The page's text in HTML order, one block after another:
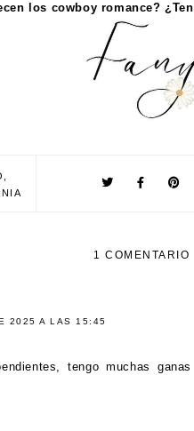
los cowboy romance?
1 COMENTARIO
2025 A LAS 15:45
tengo muchas